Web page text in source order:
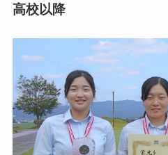
高校以降